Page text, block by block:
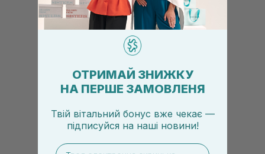
ОТРИМАЙ ЗНИЖКУ
НА ПЕРШЕ ЗАМОВЛЕНЯ
Твій вітальний бонус вже чекає —
підписуйся на наші новини!
email